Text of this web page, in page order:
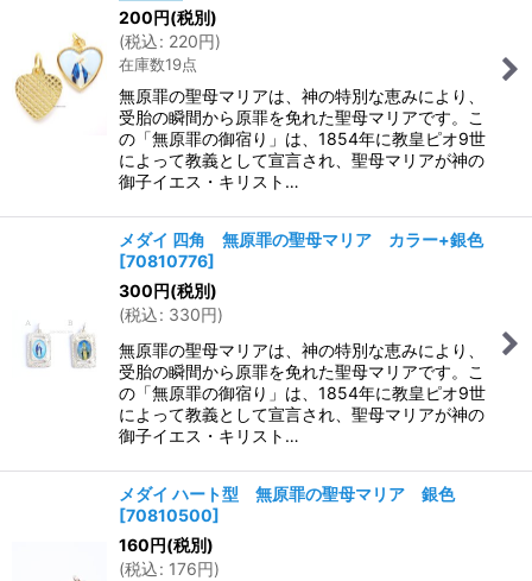
200円(税別)
(税込: 220円)
在庫数19点
無原罪の聖母マリアは、神の特別な恵みにより、
受胎の瞬間から原罪を免れた聖母マリアです。こ
の「無原罪の御宿り」は、1854年に教皇ピオ9世
によって教義として宣言され、聖母マリアが神の
御子イエス・キリスト…
メダイ 四角 無原罪の聖母マリア カラー+銀色
[70810776]
300円(税別)
(税込: 330円)
無原罪の聖母マリアは、神の特別な恵みにより、
受胎の瞬間から原罪を免れた聖母マリアです。こ
の「無原罪の御宿り」は、1854年に教皇ピオ9世
によって教義として宣言され、聖母マリアが神の
御子イエス・キリスト…
メダイ ハート型 無原罪の聖母マリア 銀色
[70810500]
160円(税別)
(税込: 176円)